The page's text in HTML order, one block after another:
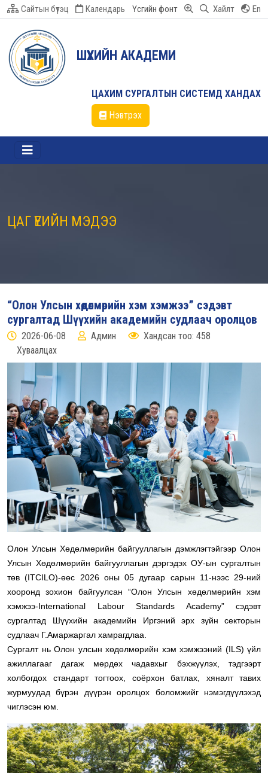
Сайтын бүтэц Календарь Үсгийн фонт Хайлт En
ШҮҮХИЙН АКАДЕМИ
ЦАХИМ СУРГАЛТЫН СИСТЕМД ХАНДАХ
Нэвтрэх
ЦАГ ҮЕИЙН МЭДЭЭ
“Олон Улсын хөдөлмөрийн хэм хэмжээ” сэдэвт
сургалтад Шүүхийн академийн судлаач оролцов
2026-06-08 Админ
Хандсан тоо: 458
Хуваалцах
Олон Улсын Хөдөлмөрийн байгууллагын дэмжлэгтэйгээр Олон
Улсын Хөдөлмөрийн байгууллагын дэргэдэх ОУ-ын сургалтын
төв (ITCILO)-өөс 2026 оны 05 дугаар сарын 11-нээс 29-ний
хооронд зохион байгуулсан “Олон Улсын хөдөлмөрийн хэм
хэмжээ-International Labour Standards Academy” сэдэвт
сургалтад Шүүхийн академийн Иргэний эрх зүйн секторын
судлаач Г.Амаржаргал хамрагдлаа.
Сургалт нь Олон улсын хөдөлмөрийн хэм хэмжээний (ILS) үйл
ажиллагааг дагаж мөрдөх чадавхыг бэхжүүлэх, тэдгээрт
холбогдох стандарт тогтоох, соёрхон батлах, хяналт тавих
журмуудад бүрэн дүүрэн оролцох боломжийг нэмэгдүүлэхэд
чиглэсэн юм.